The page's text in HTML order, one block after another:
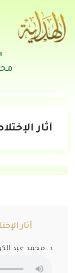
آثار
آثار
د. محمد عبد